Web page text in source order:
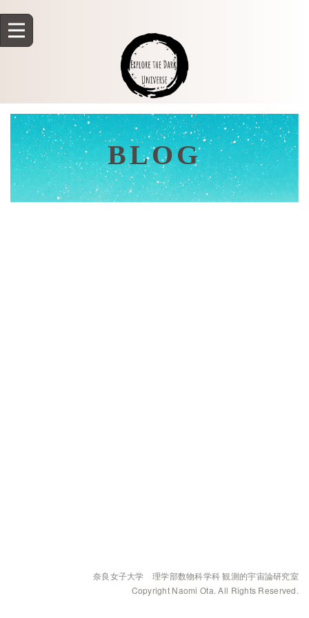
BLOG
奈良女子大学 理学部数物科学科 観測的宇宙論研究室
Copyright Naomi Ota. All Rights Reserved.